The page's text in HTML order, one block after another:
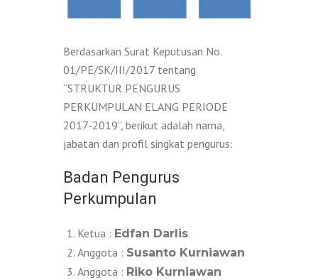
Berdasarkan Surat Keputusan No.
01/PE/SK/III/2017 tentang
“STRUKTUR PENGURUS
PERKUMPULAN ELANG PERIODE
2017-2019”, berikut adalah nama,
jabatan dan profil singkat pengurus:
Badan Pengurus
Perkumpulan
Ketua : Edfan Darlis
Anggota : Susanto Kurniawan
Anggota : Riko Kurniawan